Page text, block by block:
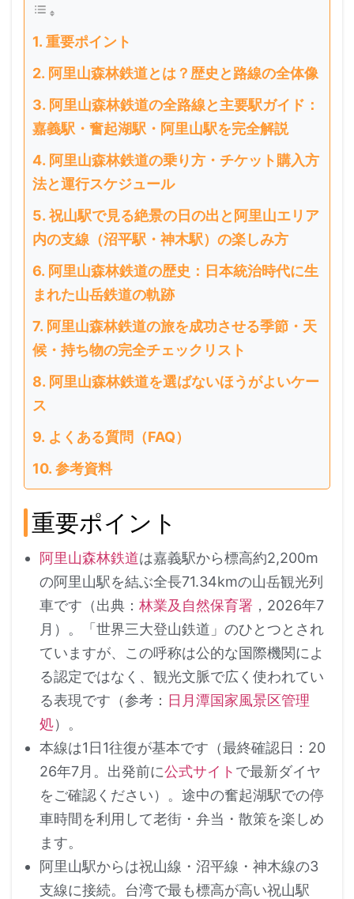
重要ポイント
阿里山森林鉄道とは？歴史と路線の全体像
阿里山森林鉄道の全路線と主要駅ガイド：
嘉義駅・奮起湖駅・阿里山駅を完全解説
阿里山森林鉄道の乗り方・チケット購入方
法と運行スケジュール
祝山駅で見る絶景の日の出と阿里山エリア
内の支線（沼平駅・神木駅）の楽しみ方
阿里山森林鉄道の歴史：日本統治時代に生
まれた山岳鉄道の軌跡
阿里山森林鉄道の旅を成功させる季節・天
候・持ち物の完全チェックリスト
阿里山森林鉄道を選ばないほうがよいケー
ス
よくある質問（FAQ）
参考資料
重要ポイント
阿里山森林鉄道は嘉義駅から標高約2,200m
の阿里山駅を結ぶ全長71.34kmの山岳観光列
車です（出典： 林業及自然保育署 ，2026年7
月）。「世界三大登山鉄道」のひとつとされ
ていますが、この呼称は公的な国際機関によ
る認定ではなく、観光文脈で広く使われてい
る表現です（参考： 日月潭国家風景区管理
処）。
本線は1日1往復が基本です（最終確認日：20
26年7月。出発前に公式サイト で最新ダイヤ
をご確認ください）。途中の奮起湖駅での停
車時間を利用して老街・弁当・散策を楽しめ
ます。
阿里山駅からは祝山線・沼平線・神木線の3
支線に接続。台湾で最も標高が高い祝山駅